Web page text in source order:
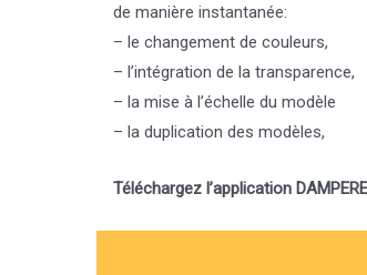
de manière instantanée:
– le changement de couleurs,
– l’intégration de la transparence,
– la mise à l’échelle du modèle
– la duplication des modèles,
Téléchargez l’application